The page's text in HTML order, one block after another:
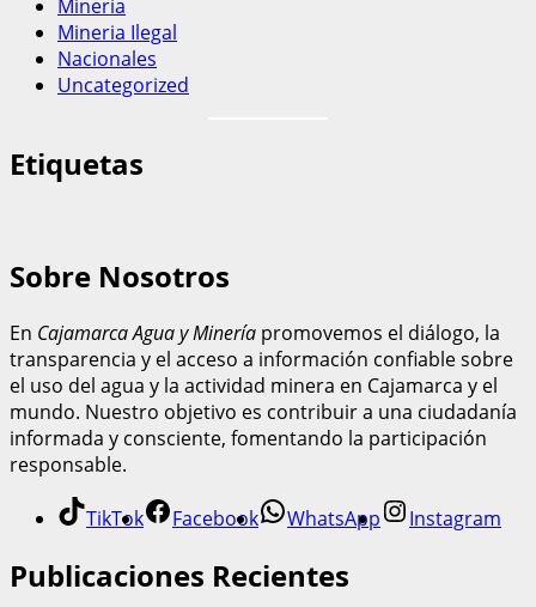
Mineria
Mineria Ilegal
Nacionales
Uncategorized
Etiquetas
Sobre Nosotros
En Cajamarca Agua y Minería promovemos el diálogo, la
transparencia y el acceso a información confiable sobre
el uso del agua y la actividad minera en Cajamarca y el
mundo. Nuestro objetivo es contribuir a una ciudadanía
informada y consciente, fomentando la participación
responsable.
TikTok Facebook WhatsApp Instagram
Publicaciones Recientes